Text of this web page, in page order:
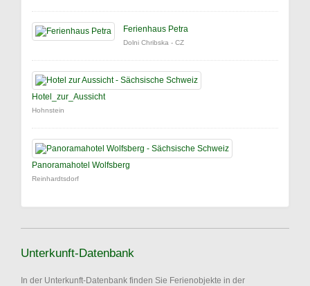
Ferienhaus Petra
Dolni Chribska - CZ
Hotel_zur_Aussicht
Hohnstein
Panoramahotel Wolfsberg
Reinhardtsdorf
Unterkunft-Datenbank
In der Unterkunft-Datenbank finden Sie Ferienobjekte in der